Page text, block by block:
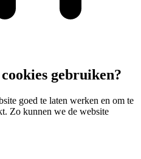
gebruiken?
goed te laten werken en om te
Zo kunnen we de website